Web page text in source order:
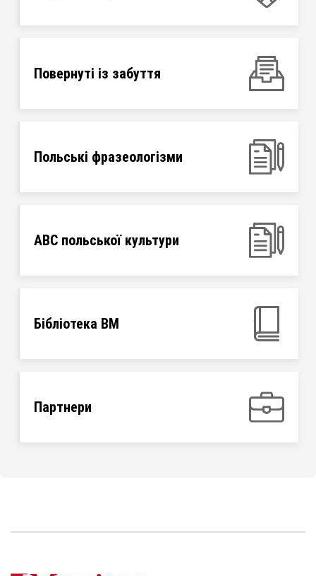
Повернуті із забуття
Польські фразеологізми
ABC польської культури
Бібліотека ВМ
Партнери